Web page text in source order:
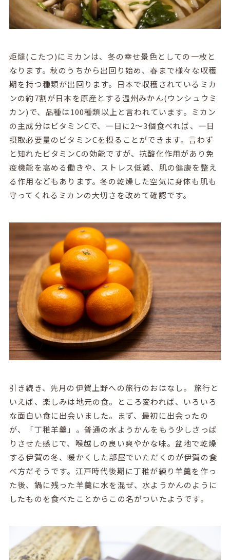
炬燵(こたつ)にミカンは、冬の幸せ景色としての一枚と
なります。秋のうちから出回り始め、春まで様々な収穫
期を持つ種類が出回ります。日本で収穫されているミカ
ンの約7割が日本を原産とする温州みかん(ウンシュウミ
カン)で、品種は100種類以上と言われています。ミカン
の主成分はビタミンCで、一日に2～3個食べれば、一日
摂取必要量のビタミンCを摂ることができます。言わず
と知れたビタミンCの効能ですが、抗酸化作用があり免
疫機能を高める働きや、ストレス低減、肌の健康を整え
る作用などもあります。冬の乾燥した空気に身体も肌も
守ってくれるミカンの大切さを改めて確認です。
引き続き、先月の伊賀上野への旅行のおはなし。 旅行と
いえば、楽しみは地元の食。ところ変われば、いろいろ
な面白い食に出会いました。まず、最初に出会ったの
が、「丁稚羊羹」。普通の水ようかんをもう少しさっぱ
りさせた感じで、喉越しの良い爽やかな味。盆地で乾燥
する伊賀の冬、暖かくした部屋でいただくのが伊賀の食
べ方だそうです。江戸時代後期に丁稚が練り羊羹を作っ
た後、鍋に残った羊羹に水を混ぜ、水ようかんのように
したものを食べたことからこの名がついたようです。